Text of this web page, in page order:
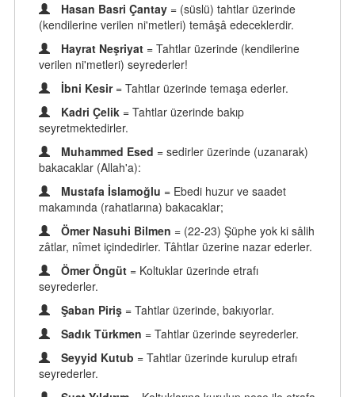
Hasan Basri Çantay = (süslü) tahtlar üzerinde
(kendilerine verilen ni'metleri) temâşâ edeceklerdir.
Hayrat Neşriyat = Tahtlar üzerinde (kendilerine
verilen ni'metleri) seyrederler!
İbni Kesir = Tahtlar üzerinde temaşa ederler.
Kadri Çelik = Tahtlar üzerinde bakıp
seyretmektedirler.
Muhammed Esed = sedirler üzerinde (uzanarak)
bakacaklar (Allah'a):
Mustafa İslamoğlu = Ebedi huzur ve saadet
makamında (rahatlarına) bakacaklar;
Ömer Nasuhi Bilmen = (22-23) Şüphe yok ki sâlih
zâtlar, nîmet içindedirler. Tâhtlar üzerine nazar ederler.
Ömer Öngüt = Koltuklar üzerinde etrafı
seyrederler.
Şaban Piriş = Tahtlar üzerinde, bakıyorlar.
Sadık Türkmen = Tahtlar üzerinde seyrederler.
Seyyid Kutub = Tahtlar üzerinde kurulup etrafı
seyrederler.